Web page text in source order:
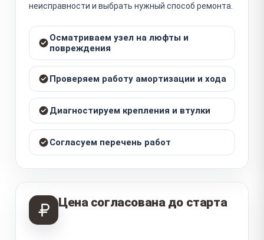
неисправности и выбрать нужный способ ремонта.
Осматриваем узел на люфты и
повреждения
Проверяем работу амортизации и хода
Диагностируем крепления и втулки
Согласуем перечень работ
Цена согласована до старта